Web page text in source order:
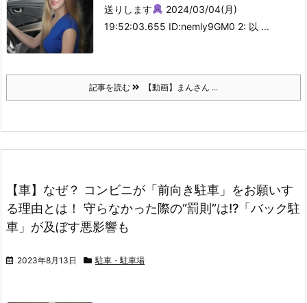
送りします
2024/03/04(月)
19:52:03.655 ID:nemly9GM0 2: 以 ...
記事を読む 【動画】まんさん ...
【車】なぜ？ コンビニが「前向き駐車」をお願いす
る理由とは！ 守らなかった際の“罰則”は!?「バック駐
車」が及ぼす悪影響も
2023年8月13日 駐車・駐車場